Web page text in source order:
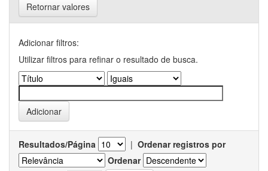
Retornar valores
Adicionar filtros:
Utilizar filtros para refinar o resultado de busca.
Resultados/Página | Ordenar registros por
Ordenar